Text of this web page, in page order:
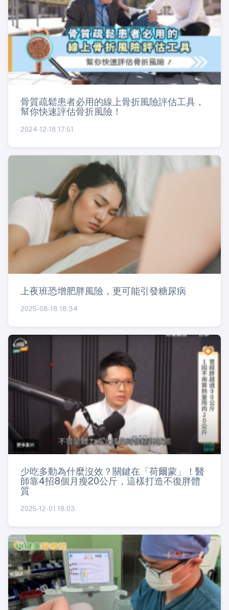
骨質疏鬆患者必用的線上骨折風險評估工具，
幫你快速評估骨折風險！
2024-12-18 17:51
上夜班恐增肥胖風險，更可能引發糖尿病
2025-08-18 18:34
少吃多動為什麼沒效？關鍵在「荷爾蒙」！醫
師靠4招8個月瘦20公斤，這樣打造不復胖體
質
2025-12-01 18:03